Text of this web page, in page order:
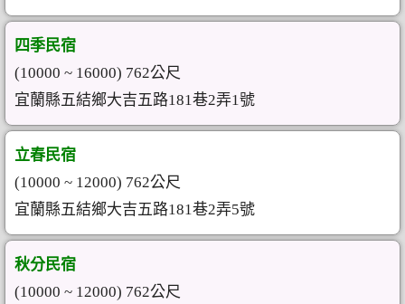
四季民宿
(10000 ~ 16000) 762公尺
宜蘭縣五結鄉大吉五路181巷2弄1號
立春民宿
(10000 ~ 12000) 762公尺
宜蘭縣五結鄉大吉五路181巷2弄5號
秋分民宿
(10000 ~ 12000) 762公尺